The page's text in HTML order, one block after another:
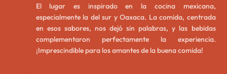
El lugar es inspirado en la cocina mexicana,
especialmente la del sur y Oaxaca. La comida, centrada
en esos sabores, nos dejó sin palabras, y las bebidas
complementaron perfectamente la experiencia.
¡Imprescindible para los amantes de la buena comida!